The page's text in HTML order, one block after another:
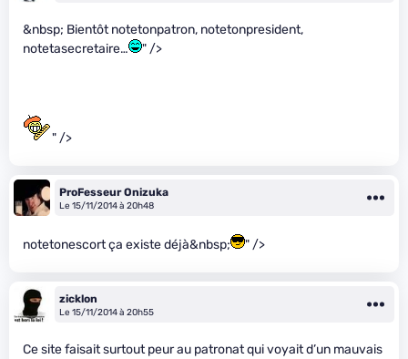
&nbsp; Bientôt notetonpatron, notetonpresident,
notetasecretaire…
" />
" />
ProFesseur Onizuka
Le 15/11/2014 à 20h48
notetonescort ça existe déjà&nbsp; " />
zicklon
Le 15/11/2014 à 20h55
Ce site faisait surtout peur au patronat qui voyait d’un mauvais